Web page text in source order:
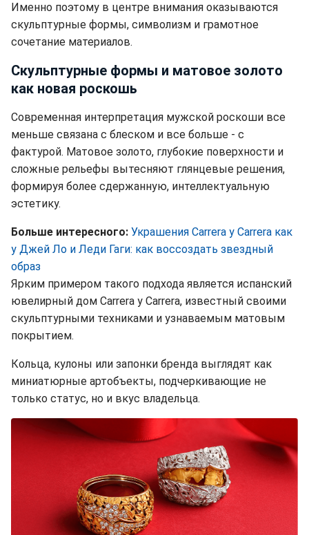
Именно поэтому в центре внимания оказываются
скульптурные формы, символизм и грамотное
сочетание материалов.
Скульптурные формы и матовое золото
как новая роскошь
Современная интерпретация мужской роскоши все
меньше связана с блеском и все больше - с
фактурой. Матовое золото, глубокие поверхности и
сложные рельефы вытесняют глянцевые решения,
формируя более сдержанную, интеллектуальную
эстетику.
Больше интересного: Украшения Carrera y Carrera как
у Джей Ло и Леди Гаги: как воссоздать звездный
образ
Ярким примером такого подхода является испанский
ювелирный дом Carrera y Carrera, известный своими
скульптурными техниками и узнаваемым матовым
покрытием.
Кольца, кулоны или запонки бренда выглядят как
миниатюрные артобъекты, подчеркивающие не
только статус, но и вкус владельца.